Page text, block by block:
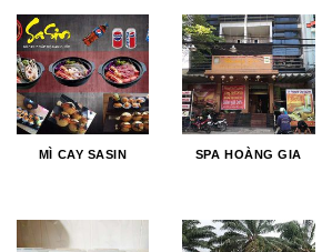
MÌ CAY SASIN SPA HOÀNG GIA